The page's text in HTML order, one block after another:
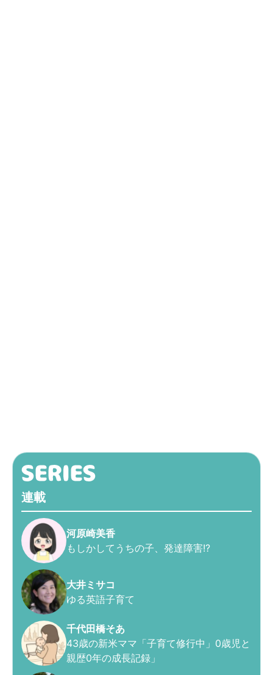
連載
河原崎美香
もしかしてうちの子、発達障害!?
大井ミサコ
ゆる英語子育て
千代田橋そあ
43歳の新米ママ「子育て修行中」0歳児と
親歴0年の成長記録」